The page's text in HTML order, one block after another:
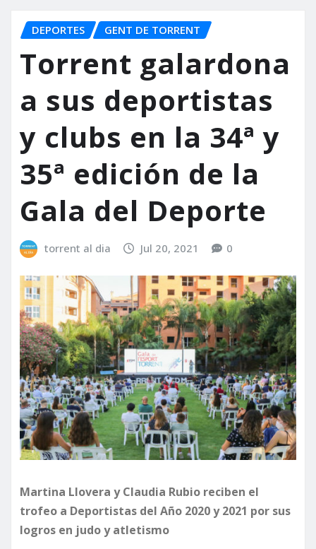
DEPORTES GENT DE TORRENT
Torrent galardona
a sus deportistas
y clubs en la 34ª y
35ª edición de la
Gala del Deporte
torrent al dia Jul 20, 2021 0
Martina Llovera y Claudia Rubio reciben el
trofeo a Deportistas del Año 2020 y 2021 por sus
logros en judo y atletismo